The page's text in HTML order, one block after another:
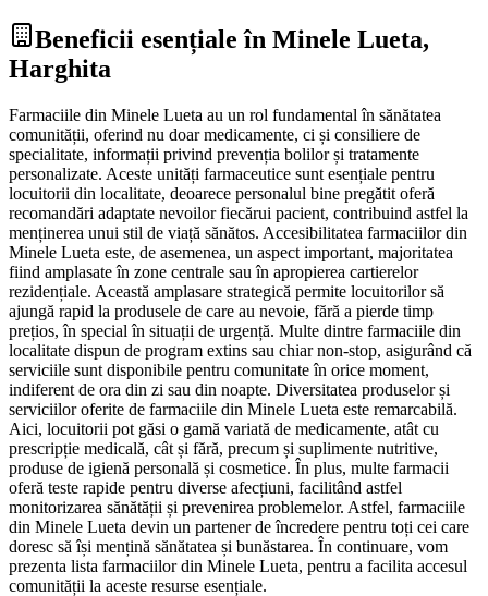
Beneficii esențiale în Minele Lueta,
Harghita
Farmaciile din Minele Lueta au un rol fundamental în sănătatea
comunității, oferind nu doar medicamente, ci și consiliere de
specialitate, informații privind prevenția bolilor și tratamente
personalizate. Aceste unități farmaceutice sunt esențiale pentru
locuitorii din localitate, deoarece personalul bine pregătit oferă
recomandări adaptate nevoilor fiecărui pacient, contribuind astfel la
menținerea unui stil de viață sănătos. Accesibilitatea farmaciilor din
Minele Lueta este, de asemenea, un aspect important, majoritatea
fiind amplasate în zone centrale sau în apropierea cartierelor
rezidențiale. Această amplasare strategică permite locuitorilor să
ajungă rapid la produsele de care au nevoie, fără a pierde timp
prețios, în special în situații de urgență. Multe dintre farmaciile din
localitate dispun de program extins sau chiar non-stop, asigurând că
serviciile sunt disponibile pentru comunitate în orice moment,
indiferent de ora din zi sau din noapte. Diversitatea produselor și
serviciilor oferite de farmaciile din Minele Lueta este remarcabilă.
Aici, locuitorii pot găsi o gamă variată de medicamente, atât cu
prescripție medicală, cât și fără, precum și suplimente nutritive,
produse de igienă personală și cosmetice. În plus, multe farmacii
oferă teste rapide pentru diverse afecțiuni, facilitând astfel
monitorizarea sănătății și prevenirea problemelor. Astfel, farmaciile
din Minele Lueta devin un partener de încredere pentru toți cei care
doresc să își mențină sănătatea și bunăstarea. În continuare, vom
prezenta lista farmaciilor din Minele Lueta, pentru a facilita accesul
comunității la aceste resurse esențiale.